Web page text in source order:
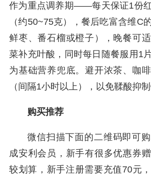
作为重点调养期——每天保证1份
（约50~75克），餐后吃富含维C
鲜枣、番石榴或橙子），晚餐可
菜补充叶酸，同时每日随餐服用1
为基础营养兜底。避开浓茶、咖
（间隔1小时以上），以免鞣酸抑制
购买推荐
微信扫描下面的二维码即可
成安利会员，新手有很多优惠券
较划算，新手注册需要充值70元